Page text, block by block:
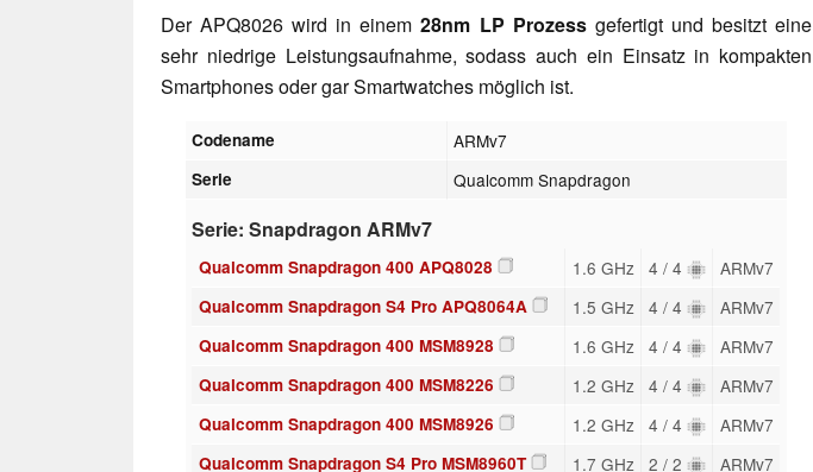
Der APQ8026 wird in einem28nm LP Prozessgefertigt und besitzt eine
sehr niedrige Leistungsaufnahme, sodass auch ein Einsatz in kompakten
Smartphones oder gar Smartwatches möglich ist.
Codename ARMv7
Serie Qualcomm Snapdragon
Serie: Snapdragon ARMv7
Qualcomm Snapdragon 400 APQ8028 1.6 GHz 4 / 4 ARMv7
Qualcomm Snapdragon S4 Pro APQ8064A 1.5 GHz 4 / 4 ARMv7
Qualcomm Snapdragon 400 MSM8928 1.6 GHz 4 / 4 ARMv7
Qualcomm Snapdragon 400 MSM8226 1.2 GHz 4 / 4 ARMv7
Qualcomm Snapdragon 400 MSM8926 1.2 GHz 4 / 4 ARMv7
Qualcomm Snapdragon S4 Pro MSM8960T 1.7 GHz 2 / 2 ARMv7